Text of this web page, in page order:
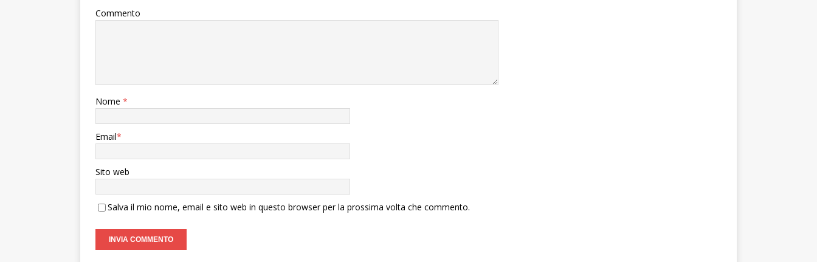
Commento
Nome *
Email*
Sito web
Salva il mio nome, email e sito web in questo browser per la prossima volta che commento.